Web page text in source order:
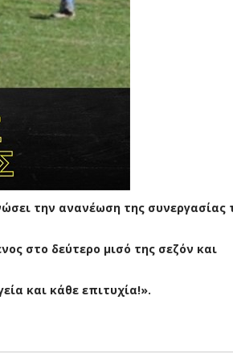
την ανανέωση της συνεργασίας
στο δεύτερο μισό της σεζόν και
και κάθε επιτυχία!».